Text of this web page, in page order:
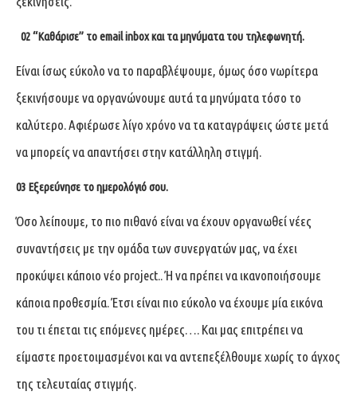
02 “Καθάρισε” το email inbox και τα μηνύματα του τηλεφωνητή.
Είναι ίσως εύκολο να το παραβλέψουμε, όμως όσο νωρίτερα
ξεκινήσουμε να οργανώνουμε αυτά τα μηνύματα τόσο το
καλύτερο. Αφιέρωσε λίγο χρόνο να τα καταγράψεις ώστε μετά
να μπορείς να απαντήσει στην κατάλληλη στιγμή.
03 Εξερεύνησε το ημερολόγιό σου.
Όσο λείπουμε, το πιο πιθανό είναι να έχουν οργανωθεί νέες
συναντήσεις με την ομάδα των συνεργατών μας, να έχει
προκύψει κάποιο νέο project.. Ή να πρέπει να ικανοποιήσουμε
κάποια προθεσμία. Έτσι είναι πιο εύκολο να έχουμε μία εικόνα
του τι έπεται τις επόμενες ημέρες…. Και μας επιτρέπει να
είμαστε προετοιμασμένοι και να αντεπεξέλθουμε χωρίς το άγχος
της τελευταίας στιγμής.